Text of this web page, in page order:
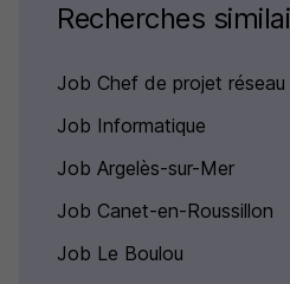
Recherches
Job Chef de projet réseau
Job Informatique
Job Argelès-sur-Mer
Job Canet-en-Roussillon
Job Le Boulou